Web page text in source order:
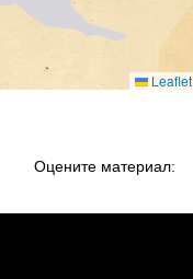
Leaflet
Оцените материал: